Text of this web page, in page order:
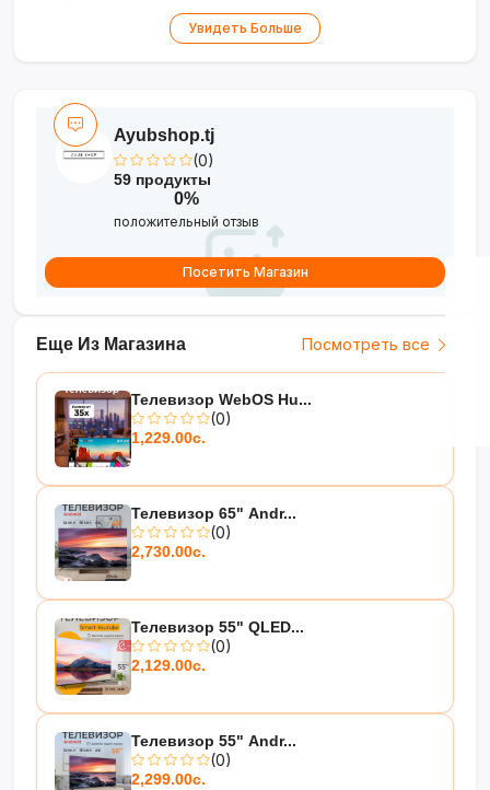
Универсальная модель с гибкой
Увидеть Больше
Еще Из Магазина Посмотреть все
Телевизор WebOS Hu...
(0)
1,229.00с.
Телевизор 65" Andr...
(0)
2,730.00с.
Телевизор 55" QLED...
(0)
2,129.00с.
Телевизор 55" Andr...
(0)
2,299.00с.
Ayubshop.tj
(0)
59 продукты
0%
положительный отзыв
Посетить Магазин